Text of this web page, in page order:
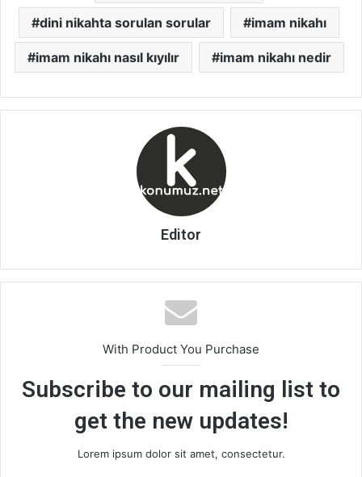
dini nikahta sorulan sorular imam nikahı
imam nikahı nasıl kıyılır imam nikahı nedir
Editor
With Product You Purchase
Subscribe to our mailing list to
get the new updates!
Lorem ipsum dolor sit amet, consectetur.